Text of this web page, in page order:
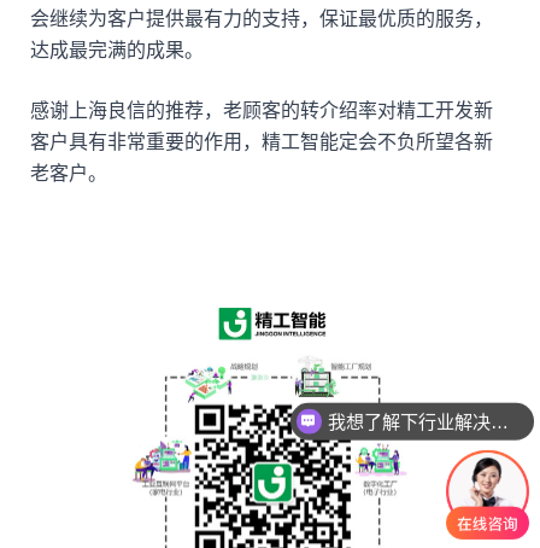
会继续为客户提供最有力的支持，保证最优质的服务，
达成最完满的成果。
感谢上海良信的推荐，老顾客的转介绍率对精工开发新
客户具有非常重要的作用，精工智能定会不负所望各新
老客户。
您公司做过哪些案例呢